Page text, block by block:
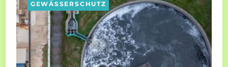
GEWÄSSERSCHUTZ